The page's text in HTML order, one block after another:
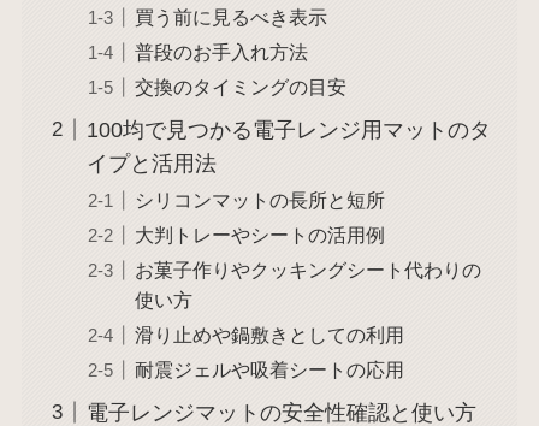
買う前に見るべき表示
普段のお手入れ方法
交換のタイミングの目安
100均で見つかる電子レンジ用マットのタ
イプと活用法
シリコンマットの長所と短所
大判トレーやシートの活用例
お菓子作りやクッキングシート代わりの
使い方
滑り止めや鍋敷きとしての利用
耐震ジェルや吸着シートの応用
電子レンジマットの安全性確認と使い方